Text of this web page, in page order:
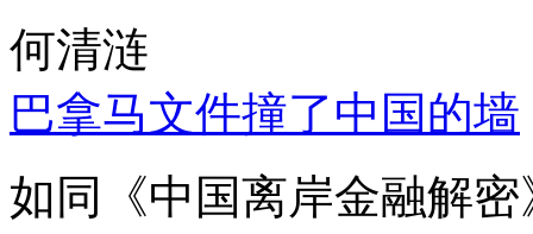
何清涟
巴拿马文件撞了中国的墙
如同《中国离岸金融解